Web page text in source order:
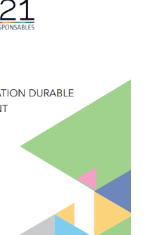
Contact
Forum 2026
Forum MR21 2026
Dialogue MR21 – Stop au culte
de la performance dans
l’entreprise
Dialogue MR12 – La CS3D :
Force ou talon d’Achille des
entreprises européennes ?
Dialogues MR21 « Le spatial
au service du monde marin ? »